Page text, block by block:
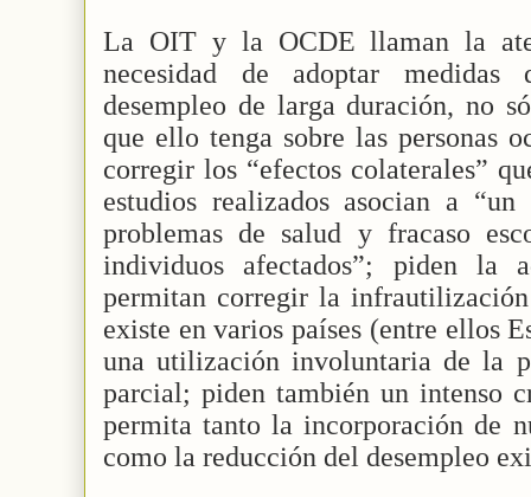
La OIT y la OCDE llaman la
necesidad de adoptar
desempleo de larga duración, no
que ello tenga sobre las personas
corregir los “efectos colaterales”
estudios realizados asocian a
problemas de salud y fracaso
individuos afectados”; piden la
permitan corregir la
existe en varios países (entre ellos
una utilización involuntaria de la
parcial; piden también un intenso
permita tanto la incorporación de
como la reducción del desempleo